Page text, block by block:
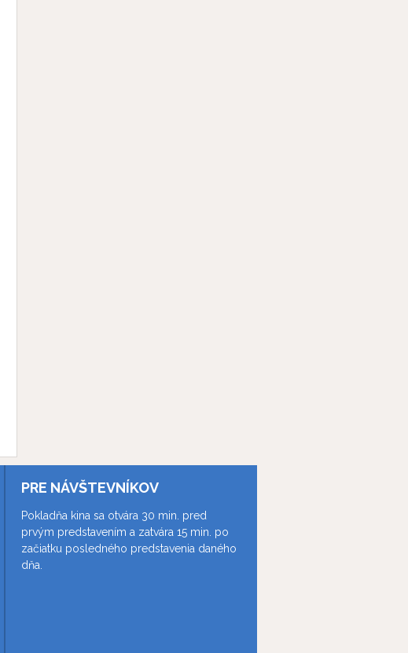
PRE NÁVŠTEVNÍKOV
Pokladňa kina sa otvára 30 min. pred
prvým predstavením a zatvára 15 min. po
začiatku posledného predstavenia daného
dňa.